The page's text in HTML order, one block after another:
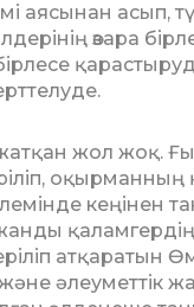
аясынан асып,
өзара
жол жоқ.
кеңінен
атқаратын
әлеуметтік